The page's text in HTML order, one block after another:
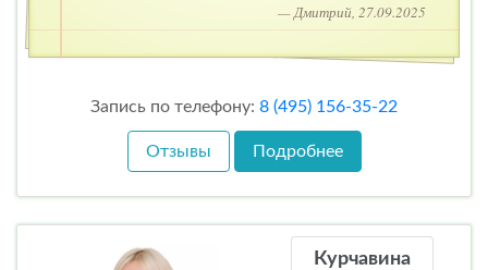
— Дмитрий, 27.09.2025
Запись по телефону: 8 (495) 156-35-22
Отзывы Подробнее
Курчавина